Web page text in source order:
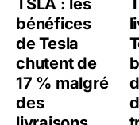
véhicules
volumes, marges,
d'Elon Musk.
Pour replacer ces
du titre, il reste
TSLA : les
bénéfices
de Tesla
chutent de
17 % malgré
des